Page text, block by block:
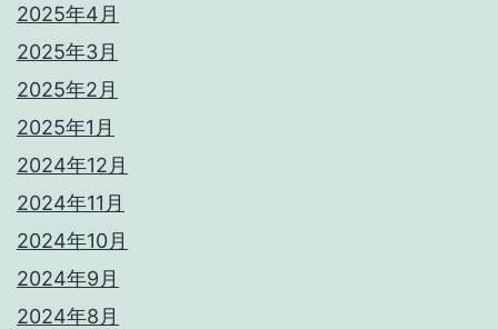
2025年4月
2025年3月
2025年2月
2025年1月
2024年12月
2024年11月
2024年10月
2024年9月
2024年8月